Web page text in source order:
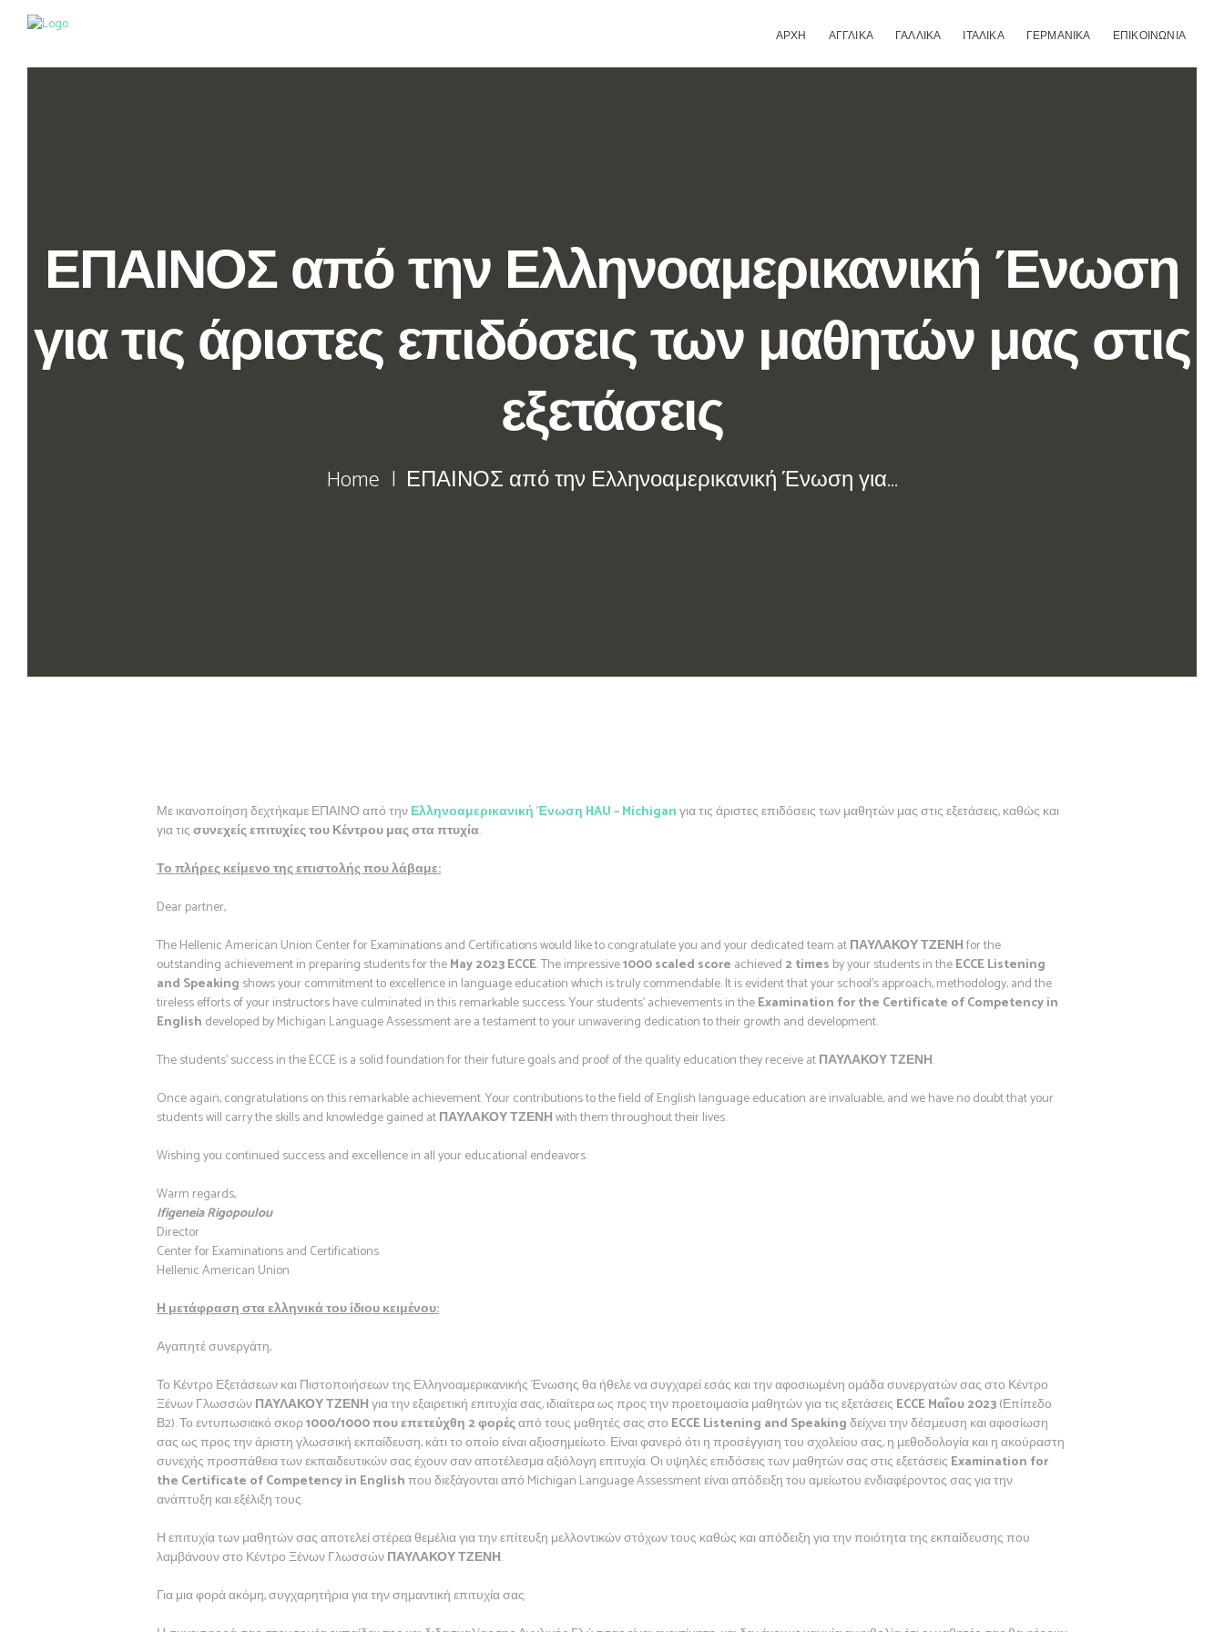
ΑΡΧΗ ΑΓΓΛΙΚΑ ΓΑΛΛΙΚΑ ΙΤΑΛΙΚΑ ΓΕΡΜΑΝΙΚΑ ΕΠΙΚΟΙΝΩΝΙΑ
ΕΠΑΙΝΟΣ από την Ελληνοαμερικανική Ένωση
για τις άριστες επιδόσεις των μαθητών μας στις
εξετάσεις
Home ΕΠΑΙΝΟΣ από την Ελληνοαμερικανική Ένωση για...
Με ικανοποίηση δεχτήκαμε ΕΠΑΙΝΟ από τηνΕλληνοαμερικανική Ένωση HAU – Michiganγια τις άριστες επιδόσεις των μαθητών μας στις εξετάσεις, καθώς και
για τιςσυνεχείς επιτυχίες του Κέντρου μας στα πτυχία.
Το πλήρες κείμενο της επιστολής που λάβαμε:
Dear partner,
The Hellenic American Union Center for Examinations and Certifications would like to congratulate you and your dedicated team atΠΑΥΛΑΚΟΥ ΤΖΕΝΗfor the
outstanding achievement in preparing students for theMay 2023 ECCE. The impressive1000 scaled score achieved 2 times by your students in theECCE Listening
and Speaking shows your commitment to excellence in language education which is truly commendable. It is evident that your school’s approach, methodology, and the
tireless efforts of your instructors have culminated in this remarkable success. Your students’ achievements in theExamination for the Certificate of Competency in
English developed by Michigan Language Assessment are a testament to your unwavering dedication to their growth and development.
The students’ success in the ECCE is a solid foundation for their future goals and proof of the quality education they receive atΠΑΥΛΑΚΟΥ ΤΖΕΝΗ.
Once again, congratulations on this remarkable achievement. Your contributions to the field of English language education are invaluable, and we have no doubt that your
students will carry the skills and knowledge gained atΠΑΥΛΑΚΟΥ ΤΖΕΝΗwith them throughout their lives.
Wishing you continued success and excellence in all your educational endeavors.
Warm regards,
Ifigeneia Rigopoulou
Director
Center for Examinations and Certifications
Hellenic American Union
Η μετάφραση στα ελληνικά του ίδιου κειμένου:
Αγαπητέ συνεργάτη,
Το Κέντρο Εξετάσεων και Πιστοποιήσεων της Ελληνοαμερικανικής Ένωσης θα ήθελε να συγχαρεί εσάς και την αφοσιωμένη ομάδα συνεργατών σας στο Κέντρο
Ξένων ΓλωσσώνΠΑΥΛΑΚΟΥ ΤΖΕΝΗγια την εξαιρετική επιτυχία σας, ιδιαίτερα ως προς την προετοιμασία μαθητών για τις εξετάσειςECCE Mαΐου 2023(Επίπεδο
Β2). Το εντυπωσιακό σκορ1000/1000 που επετεύχθη 2 φορέςαπό τους μαθητές σας στο ECCE Listening and Speakingδείχνει την δέσμευση και αφοσίωση
σας ως προς την άριστη γλωσσική εκπαίδευση, κάτι το οποίο είναι αξιοσημείωτο. Είναι φανερό ότι η προσέγγιση του σχολείου σας, η μεθοδολογία και η ακούραστη
συνεχής προσπάθεια των εκπαιδευτικών σας έχουν σαν αποτέλεσμα αξιόλογη επιτυχία. Οι υψηλές επιδόσεις των μαθητών σας στις εξετάσειςExamination for
the Certificate of Competency in Englishπου διεξάγονται από Michigan Language Assessment είναι απόδειξη του αμείωτου ενδιαφέροντος σας για την
ανάπτυξη και εξέλιξη τους.
Η επιτυχία των μαθητών σας αποτελεί στέρεα θεμέλια για την επίτευξη μελλοντικών στόχων τους καθώς και απόδειξη για την ποιότητα της εκπαίδευσης που
λαμβάνουν στο Κέντρο Ξένων ΓλωσσώνΠΑΥΛΑΚΟΥ ΤΖΕΝΗ.
Για μια φορά ακόμη, συγχαρητήρια για την σημαντική επιτυχία σας.